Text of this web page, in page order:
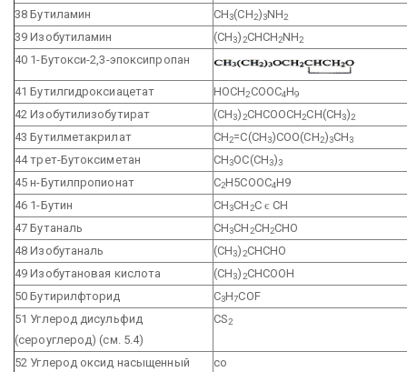
38 Бутиламин CH3(CH2)3NH2
39 Изобутиламин (CH3)2CHCH2NH2
40 1-Бутокси-2,3-эпоксипропан
41 Бутилгидроксиацетат НОСН2СООС4Н9
42 Изобутилизобутират (СН3)2СНСООСН2СН(СН3)2
43 Бутилметакрилат СН2=С(СН3)СОО(СН2)3СН3
44 трет-Бутоксиметан СН3ОС(СН3)3
45 н-Бутилпропионат С2Н5СООС4Н9
46 1-Бутин
СН3СН2С єСН
47 Бутаналь
СН3СН2СН2СНО
48 Изобутаналь
(СН3)2СНСНО
49 Изобутановая кислота
(СН3)2СНСООН
50 Бутирилфторид
C3H7COF
51 Углерод дисульфид
(сероуглерод) (см. 5.4)
CS2
52 Углерод оксид насыщенный
со